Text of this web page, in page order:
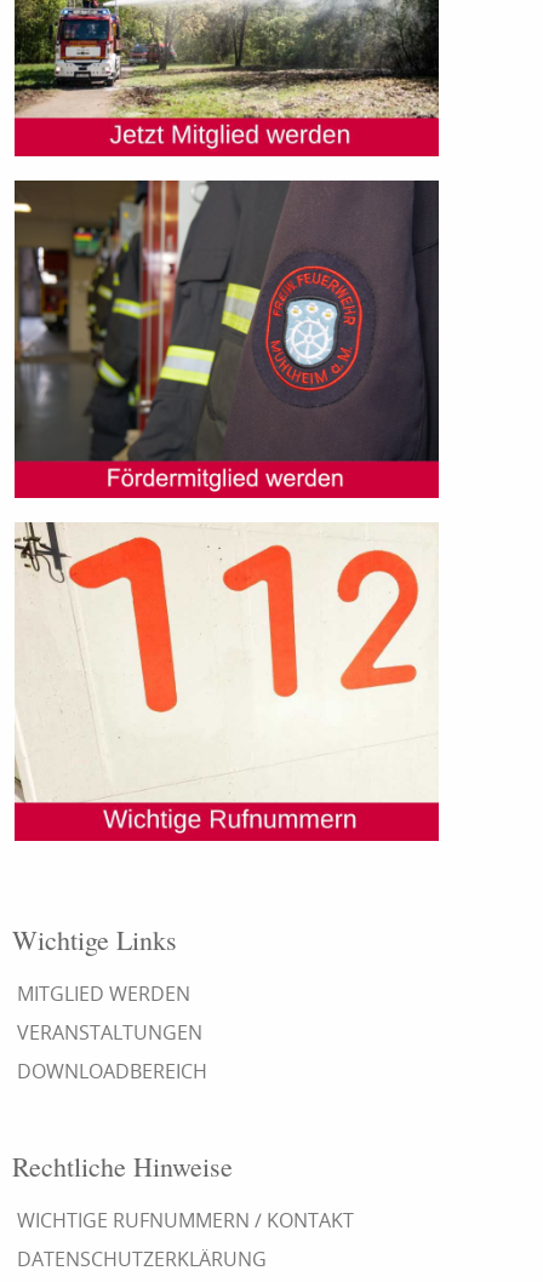
Wichtige Links
MITGLIED WERDEN
VERANSTALTUNGEN
DOWNLOADBEREICH
Rechtliche Hinweise
WICHTIGE RUFNUMMERN / KONTAKT
DATENSCHUTZERKLÄRUNG